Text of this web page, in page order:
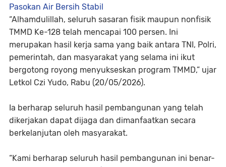
Pasokan Air Bersih Stabil
“Alhamdulillah, seluruh sasaran fisik maupun nonfisik
TMMD Ke-128 telah mencapai 100 persen. Ini
merupakan hasil kerja sama yang baik antara TNI, Polri,
pemerintah, dan masyarakat yang selama ini ikut
bergotong royong menyukseskan program TMMD,” ujar
Letkol Czi Yudo, Rabu (20/05/2026).
Ia berharap seluruh hasil pembangunan yang telah
dikerjakan dapat dijaga dan dimanfaatkan secara
berkelanjutan oleh masyarakat.
“Kami berharap seluruh hasil pembangunan ini benar-